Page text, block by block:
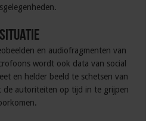
en audiofragmenten van
wordt ook data van social
en helder beeld te schetsen van
de autoriteiten op tijd in te grijpen